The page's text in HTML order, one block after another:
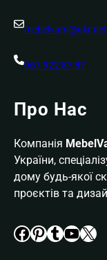
mebelvam@ukr.net
067 922 87 87
Про Нас
Компанія
України,
дому будь-якої
проєктів та
Facebook Pinterest Tumblr YouTube X